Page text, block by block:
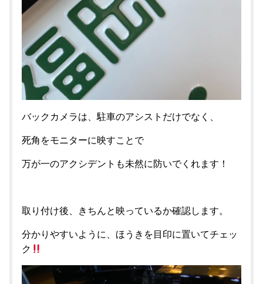
バックカメラは、駐車のアシストだけでなく、
死角をモニターに映すことで
万が一のアクシデントも未然に防いでくれます！
取り付け後、きちんと映っているか確認します。
分かりやすいように、ほうきを目印に置いてチェッ
ク